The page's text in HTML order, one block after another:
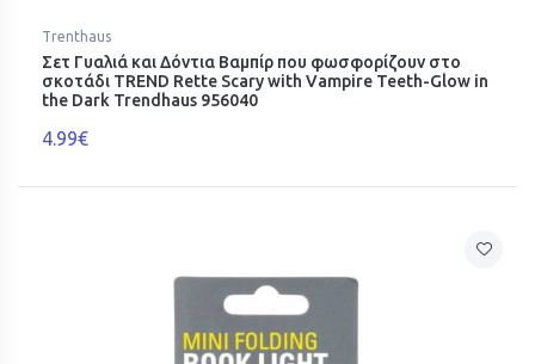
Trenthaus
Σετ Γυαλιά και Δόντια Βαμπίρ που φωσφορίζουν στο
σκοτάδι TREND Rette Scary with Vampire Teeth-Glow in
the Dark Trendhaus 956040
4.99€